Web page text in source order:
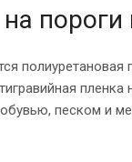
песком и